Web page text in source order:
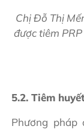
Chị Đỗ Thị
được tiêm
5.2. Tiêm
Phương pháp